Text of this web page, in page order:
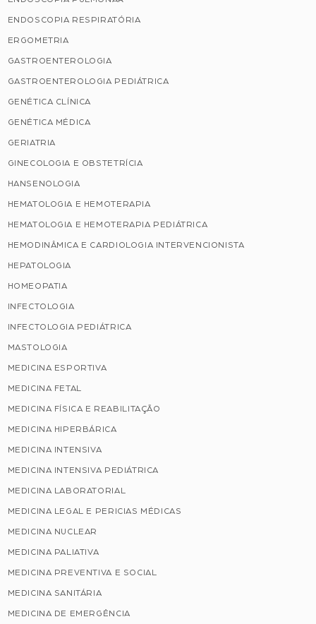
ENDOSCOPIA RESPIRATÓRIA
ERGOMETRIA
GASTROENTEROLOGIA
GASTROENTEROLOGIA PEDIÁTRICA
GENÉTICA CLÍNICA
GENÉTICA MÉDICA
GERIATRIA
GINECOLOGIA E OBSTETRÍCIA
HANSENOLOGIA
HEMATOLOGIA E HEMOTERAPIA
HEMATOLOGIA E HEMOTERAPIA PEDIÁTRICA
HEMODINÂMICA E CARDIOLOGIA INTERVENCIONISTA
HEPATOLOGIA
HOMEOPATIA
INFECTOLOGIA
INFECTOLOGIA PEDIÁTRICA
MASTOLOGIA
MEDICINA ESPORTIVA
MEDICINA FETAL
MEDICINA FÍSICA E REABILITAÇÃO
MEDICINA HIPERBÁRICA
MEDICINA INTENSIVA
MEDICINA INTENSIVA PEDIÁTRICA
MEDICINA LABORATORIAL
MEDICINA LEGAL E PERICIAS MÉDICAS
MEDICINA NUCLEAR
MEDICINA PALIATIVA
MEDICINA PREVENTIVA E SOCIAL
MEDICINA SANITÁRIA
MEDICINA DE EMERGÊNCIA